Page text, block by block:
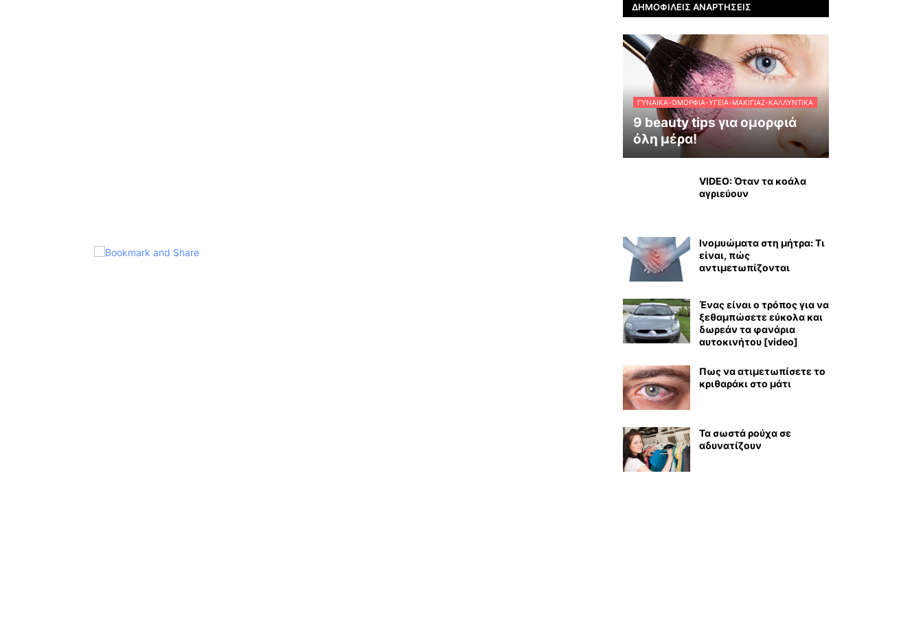
ΔΗΜΟΦΙΛΕΊΣ ΑΝΑΡΤΉΣΕΙΣ
ΓΥΝΑΊΚΑ-ΟΜΟΡΦΙΆ-ΥΓΕΊΑ-ΜΑΚΙΓΙΆΖ-ΚΑΛΛΥΝΤΙΚΆ
9 beauty tips για ομορφιά
όλη μέρα!
VIDEO: Όταν τα κοάλα
αγριεύουν
Ινομυώματα στη μήτρα: Τι
είναι, πώς
αντιμετωπίζονται
Ένας είναι ο τρόπος για να
ξεθαμπώσετε εύκολα και
δωρεάν τα φανάρια
αυτοκινήτου [video]
Πως να ατιμετωπίσετε το
κριθαράκι στο μάτι
Τα σωστά ρούχα σε
αδυνατίζουν